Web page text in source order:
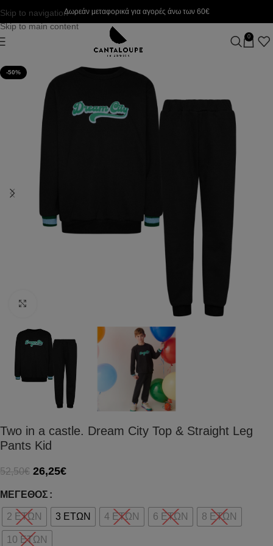
Skip to navigation
Skip to main content
Δωρεάν μεταφορικά για αγορές άνω των 60€
0
-50%
Two in a castle. Dream City Top & Straight Leg
Pants Kid
52,50€ 26,25€
ΜΈΓΕΘΟΣ
2 ΕΤΩΝ 3 ΕΤΩΝ 4 ΕΤΩΝ 6 ΕΤΩΝ 8 ΕΤΩΝ
10 ΕΤΩΝ